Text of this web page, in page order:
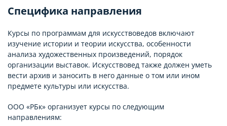
Специфика направления
Курсы по программам для искусствоведов включают
изучение истории и теории искусства, особенности
анализа художественных произведений, порядок
организации выставок. Искусствовед также должен уметь
вести архив и заносить в него данные о том или ином
предмете культуры или искусства.
ООО «РБк» организует курсы по следующим
направлениям: